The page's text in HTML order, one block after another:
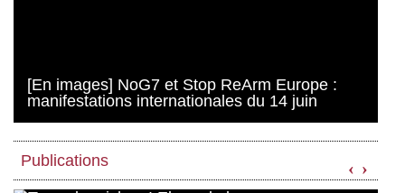
[En images] NoG7 et Stop ReArm Europe :
manifestations internationales du 14 juin
Publications ‹ ›